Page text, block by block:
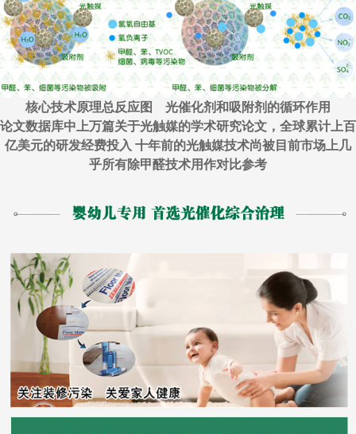
核心技术原理总反应图 光催化剂和吸附剂的循环作用
论文数据库中上万篇关于光触媒的学术研究论文，全球累计上百
亿美元的研发经费投入 十年前的光触媒技术尚被目前市场上几
乎所有除甲醛技术用作对比参考